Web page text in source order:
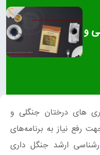
و
های درختان جنگلی و
رفع نیاز به برنامه‌های
ارشد جنگل داری